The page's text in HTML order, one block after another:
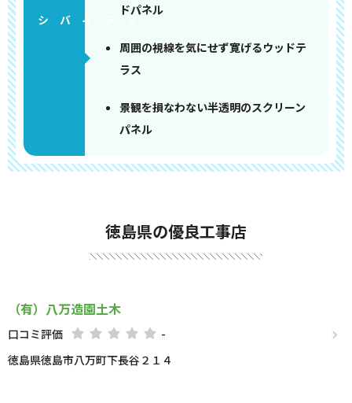
ドパネル
周囲の視線を気にせず寛げるウッドテ
ラス
景観を損なわない半透明のスクリーン
パネル
徳島県の優良工事店
（有）八万造園土木
口コミ評価
-
徳島県徳島市八万町下長谷２１４